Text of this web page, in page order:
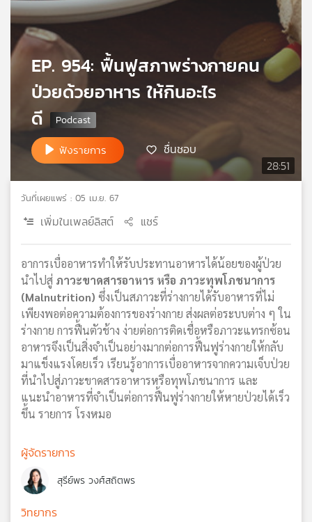
ข่าย
วิทยุ
ไทย
พี
แผนที่
เครือ
ข่าย
28:51
EP. 954: ฟื้นฟูสภาพร่างกายคน
ป่วยด้วยอาหาร ให้กินอะไร
ดี
ฟังรายการ ชื่นชอบ
วันที่เผยแพร่ : 05 เม.ย. 67
เพิ่มในเพลย์ลิสต์ แชร์
อาการเบื่ออาหารทำให้รับประทานอาหารได้น้อยของผู้ป่วย
นำไปสู่ ภาวะขาดสารอาหาร หรือ ภาวะทุพโภชนาการ
(Malnutrition) ซึ่งเป็นสภาวะที่ร่างกายได้รับอาหารที่ไม่
เพียงพอต่อความต้องการของร่างกาย ส่งผลต่อระบบต่าง ๆ ใน
ร่างกาย การฟื้นตัวช้าง ง่ายต่อการติดเชื่อหรือภาวะแทรกซ้อน
อาหารจึงเป็นสิ่งจำเป็นอย่างมากต่อการฟื้นฟูร่างกายให้กลับ
มาแข็งแรงโดยเร็ว เรียนรู้อาการเบื่ออาหารจากความเจ็บป่วย
ที่นำไปสู่ภาวะขาดสารอาหารหรือทุพโภชนาการ และ
แนะนำอาหารที่จำเป็นต่อการฟื้นฟูร่างกายให้หายป่วยได้เร็ว
ขึ้น รายการ โรงหมอ
ผู้จัดรายการ
สุรีย์พร วงศ์สถิตพร
วิทยากร